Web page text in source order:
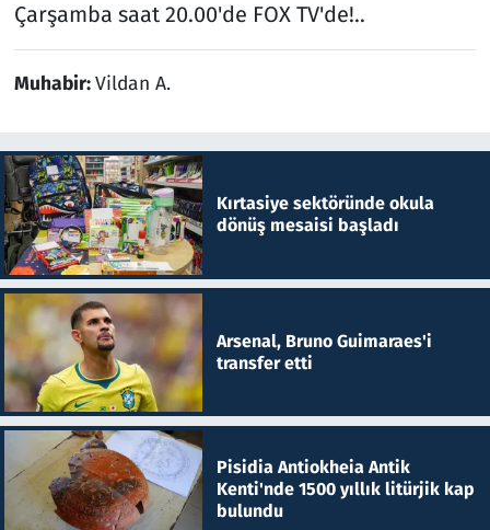
Çarşamba saat 20.00'de FOX TV'de!..
Muhabir:Vildan A.
Kırtasiye sektöründe okula
dönüş mesaisi başladı
Arsenal, Bruno Guimaraes'i
transfer etti
Pisidia Antiokheia Antik
Kenti'nde 1500 yıllık litürjik kap
bulundu